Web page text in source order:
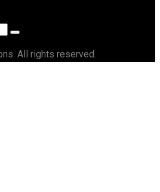
All rights reserved.